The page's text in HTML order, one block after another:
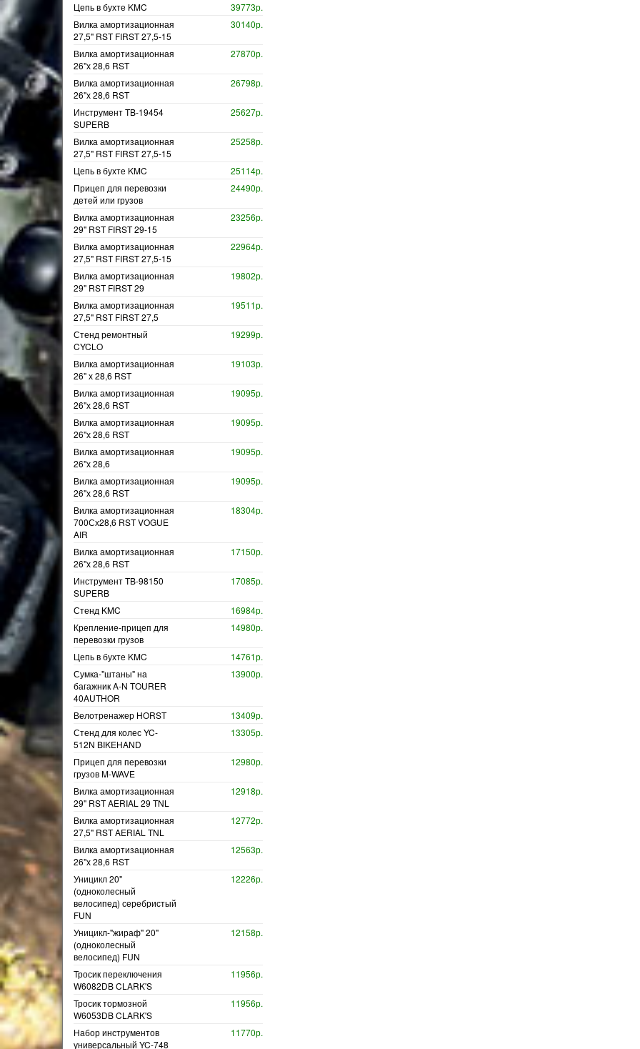
Цепь в бухте KMC
39773р.
Вилка амортизационная
27,5" RST FIRST 27,5-15
30140р.
Вилка амортизационная
26"х 28,6 RST
27870р.
Вилка амортизационная
26"х 28,6 RST
26798р.
Инструмент TB-19454
SUPERB
25627р.
Вилка амортизационная
27,5" RST FIRST 27,5-15
25258р.
Цепь в бухте KMC
25114р.
Прицеп для перевозки
детей или грузов
24490р.
Вилка амортизационная
29" RST FIRST 29-15
23256р.
Вилка амортизационная
27,5" RST FIRST 27,5-15
22964р.
Вилка амортизационная
29" RST FIRST 29
19802р.
Вилка амортизационная
27,5" RST FIRST 27,5
19511р.
Стенд ремонтный
CYCLO
19299р.
Вилка амортизационная
26" х 28,6 RST
19103р.
Вилка амортизационная
26"х 28,6 RST
19095р.
Вилка амортизационная
26"х 28,6 RST
19095р.
Вилка амортизационная
26"х 28,6
19095р.
Вилка амортизационная
26"х 28,6 RST
19095р.
Вилка амортизационная
700Сх28,6 RST VOGUE
AIR
18304р.
Вилка амортизационная
26"х 28,6 RST
17150р.
Инструмент TB-98150
SUPERB
17085р.
Стенд KMC
16984р.
Крепление-прицеп для
перевозки грузов
14980р.
Цепь в бухте KMC
14761р.
Сумка-"штаны" на
багажник A-N TOURER
40AUTHOR
13900р.
Велотренажер HORST
13409р.
Стенд для колес YC-
512N BIKEHAND
13305р.
Прицеп для перевозки
грузов M-WAVE
12980р.
Вилка амортизационная
29" RST AERIAL 29 TNL
12918р.
Вилка амортизационная
27,5" RST AERIAL TNL
12772р.
Вилка амортизационная
26"х 28,6 RST
12563р.
Уницикл 20"
(одноколесный
велосипед) серебристый
FUN
12226р.
Уницикл-"жираф" 20"
(одноколесный
велосипед) FUN
12158р.
Тросик переключения
W6082DB CLARK'S
11956р.
Тросик тормозной
W6053DB CLARK'S
11956р.
Набор инструментов
универсальный YC-748
11770р.